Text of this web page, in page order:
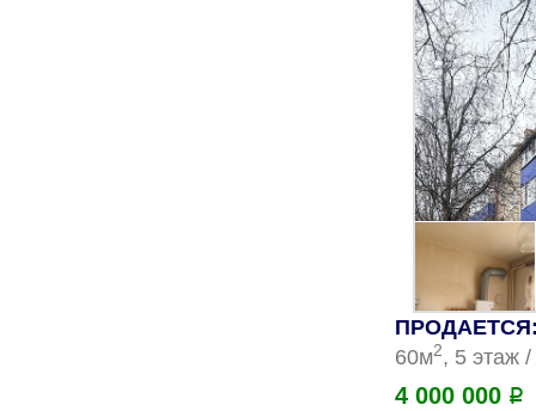
ПРОДАЕТСЯ:
60м2, 5 этаж
4 000 000 Р